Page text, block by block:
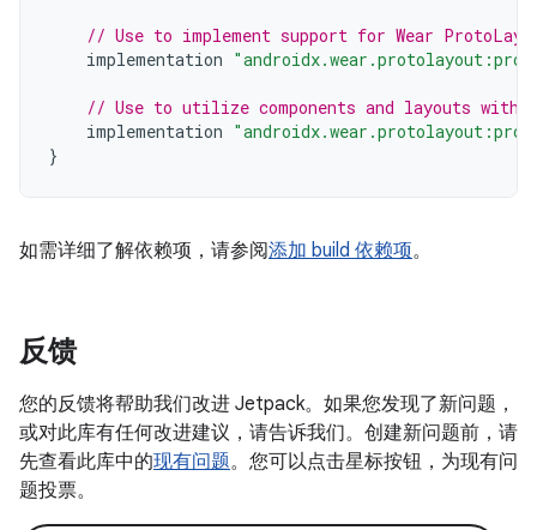
// Use to implement support for Wear
implementation
// Use to utilize components and layouts with
implementation
}
如需详细了解依赖项，请参阅添加 build 依赖项。
反馈
您的反馈将帮助我们改进 Jetpack。如果您发现了新问题，
或对此库有任何改进建议，请告诉我们。创建新问题前，请
先查看此库中的现有问题。您可以点击星标按钮，为现有问
题投票。